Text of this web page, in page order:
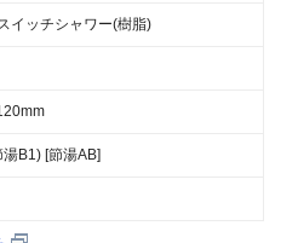
イッチシャワー(樹脂)
B1) [節湯AB]